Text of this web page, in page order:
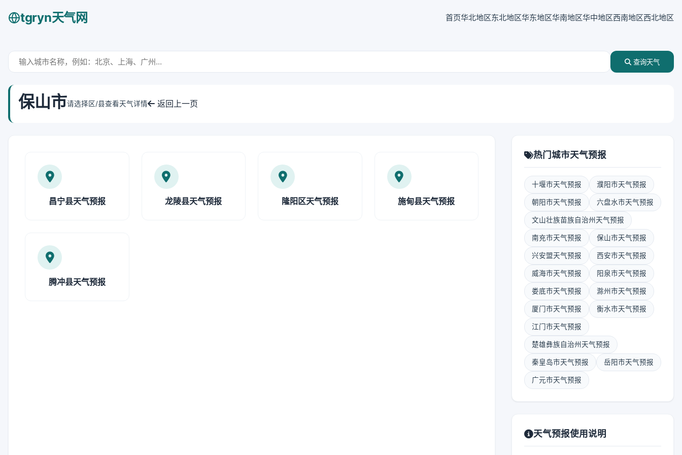
tgryn天气网 首页华北地区东北地区华东地区华南地区华中地区西南地区西北地区
查询天气
保山市请选择区/县查看天气详情 返回上一页
昌宁县天气预报 龙陵县天气预报 隆阳区天气预报 施甸县天气预报
腾冲县天气预报
热门城市天气预报
十堰市天气预报 濮阳市天气预报
朝阳市天气预报 六盘水市天气预报
文山壮族苗族自治州天气预报
南充市天气预报 保山市天气预报
兴安盟天气预报 西安市天气预报
威海市天气预报 阳泉市天气预报
娄底市天气预报 滁州市天气预报
厦门市天气预报 衡水市天气预报
江门市天气预报
楚雄彝族自治州天气预报
秦皇岛市天气预报 岳阳市天气预报
广元市天气预报
天气预报使用说明